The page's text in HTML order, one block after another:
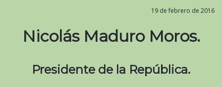
19 de febrero de 2016
Nicolás Maduro Moros.
Presidente de la República.